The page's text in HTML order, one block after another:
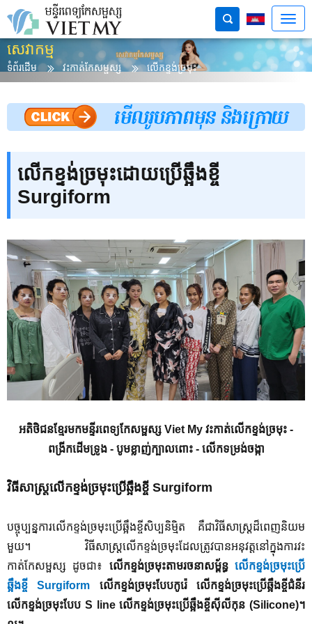
សេវាកម្ម
ទំព័រដើម វះកាត់​កែស​ម្ផស្ស លើកខ្ទង់ច្រមុះ
លើកខ្ទង់ច្រមុះដោយប្រើឆ្អឹងខ្ចី
Surgiform
អតិថិជនខ្មែរមកមន្ទីរពេទ្យកែសម្ផស្ស Viet My វះកាត់លើកខ្ទង់ច្រមុះ -
ពង្រីកដើមទ្រូង - បូមខ្លាញ់ក្បាលពោះ -​ លើកទម្រង់ចង្កា
វិធីសាស្រ្តលើកខ្ទង់ច្រមុះប្រើឆ្អឹងខ្ចី Surgiform
បច្ចុប្បន្នការលើកខ្ទង់ច្រមុះប្រើឆ្អឹងខ្ចីសិប្បនិម្មិត គឺជាវិធីសាស្ត្រដ៏ពេញនិយម
មួយ។ វិធីសាស្ត្រលើកខ្ទង់ច្រមុះដែលត្រូវបានអនុវត្តនៅក្នុងការវះ
កាត់កែសម្ផស្ស ដូចជា៖​ លើកខ្ទង់ច្រមុះតាមរចនាសម្ព័ន្ធលើកខ្ទង់ច្រមុះប្រើ
ឆ្អឹងខ្ចី Surgiform
លើកខ្ទង់ច្រមុះបែបកូរ៉េ ​លើកខ្ទង់ច្រមុះប្រើឆ្អឹងខ្ចីជំនីរ
លើកខ្ទង់ច្រមុះបែប S lineលើកខ្ទង់ច្រមុះប្រើឆ្អឹងខ្ចីស៊ីលីកុន (Silicone)។